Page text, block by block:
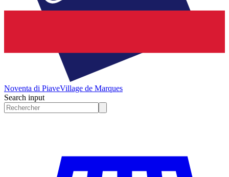
Noventa di PiaveVillage de Marques
Search input